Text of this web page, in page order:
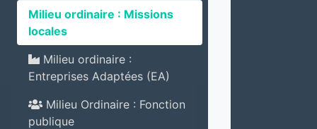
Milieu ordinaire : Missions
locales
Milieu ordinaire :
Entreprises Adaptées (EA)
Milieu Ordinaire : Fonction
publique